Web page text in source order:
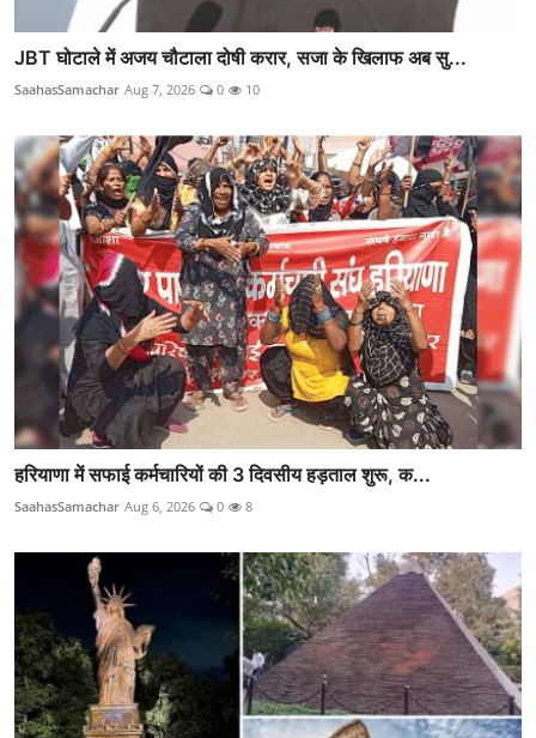
JBT घोटाले में अजय चौटाला दोषी करार, सजा के खिलाफ अब सु...
SaahasSamachar Aug 7, 2026 0 10
हरियाणा में सफाई कर्मचारियों की 3 दिवसीय हड़ताल शुरू, क...
SaahasSamachar Aug 6, 2026 0 8